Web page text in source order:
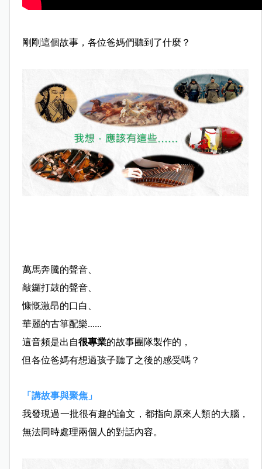
剛剛這個故事，各位爸媽們聽到了什麼？
萬馬奔騰的聲音、
敲鑼打鼓的聲音、
慷慨激昂的口白、
華麗的古箏配樂......
這音頻是出自很專業的故事團隊製作的，
但各位爸媽有想過孩子聽了之後的感受嗎？
「講故事與聚焦」
我發現過一批很有趣的論文，都指向原來人類的大腦，
無法同時處理兩個人的對話內容。